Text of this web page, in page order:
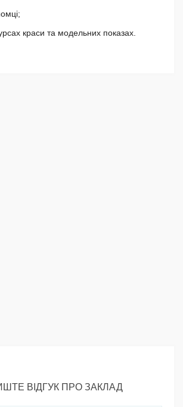
краси та модельних показах.
ВІДГУК ПРО ЗАКЛАД